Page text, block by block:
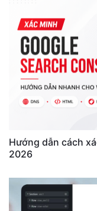
Hướng dẫn cách
2026